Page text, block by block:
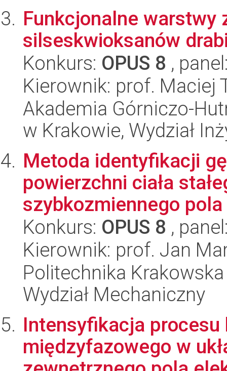
Funkcjonalne warstwy
silseskwioksanów
Konkurs: OPUS 8 ,
Kierownik: prof. Maciej
Akademia Górniczo-
w Krakowie, Wydział
Metoda identyfikacji
powierzchni ciała
szybkozmiennego
Konkurs: OPUS 8 ,
Kierownik: prof. Jan
Politechnika
Wydział Mechaniczny
Intensyfikacja
międzyfazowego w